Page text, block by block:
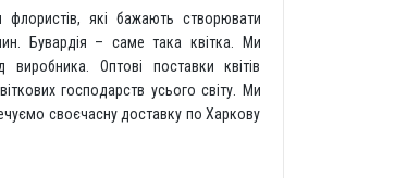
флористів, які бажають створювати
Бувардія – саме така квітка. Ми
Оптові поставки квітів
господарств усього світу. Ми
своєчасну доставку по Харкову